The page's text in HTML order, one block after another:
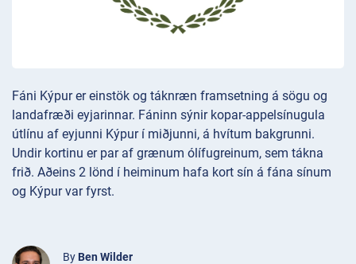
Fáni Kýpur er einstök og táknræn framsetning á sögu og
landafræði eyjarinnar. Fáninn sýnir kopar-appelsínugula
útlínu af eyjunni Kýpur í miðjunni, á hvítum bakgrunni.
Undir kortinu er par af grænum ólífugreinum, sem tákna
frið. Aðeins 2 lönd í heiminum hafa kort sín á fána sínum
og Kýpur var fyrst.
By Ben Wilder